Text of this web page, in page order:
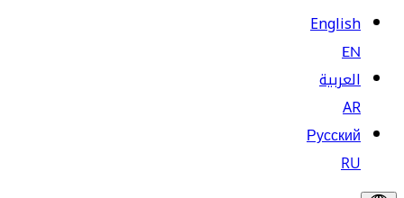
English
EN
العربية
AR
Русский
RU